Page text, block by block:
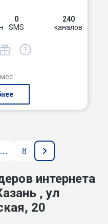
0
SMS
240
каналов
... 8
интернета
, ул
20